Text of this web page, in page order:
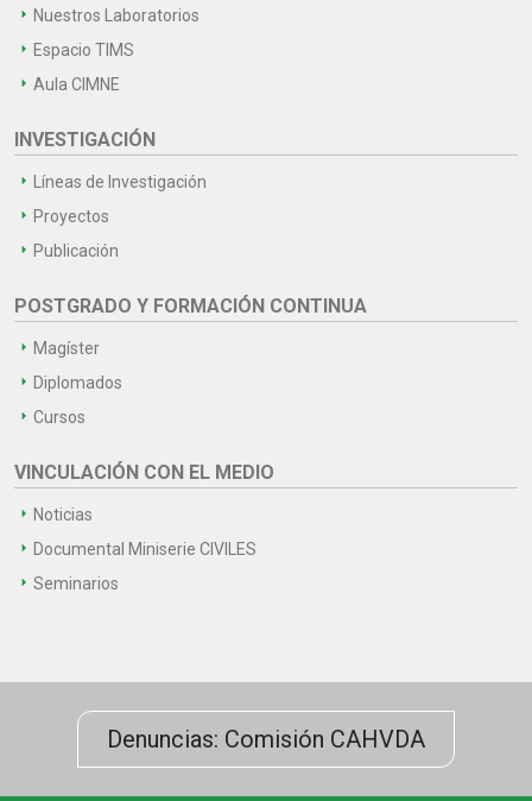
Nuestros Laboratorios
Espacio TIMS
Aula CIMNE
INVESTIGACIÓN
Líneas de Investigación
Proyectos
Publicación
POSTGRADO Y FORMACIÓN CONTINUA
Magíster
Diplomados
Cursos
VINCULACIÓN CON EL MEDIO
Noticias
Documental Miniserie CIVILES
Seminarios
Denuncias: Comisión CAHVDA